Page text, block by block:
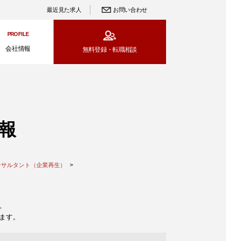
最近見た求人 お問い合わせ
PROFILE
会社情報 無料登録・転職相談
ルタント（企業再生）
す。